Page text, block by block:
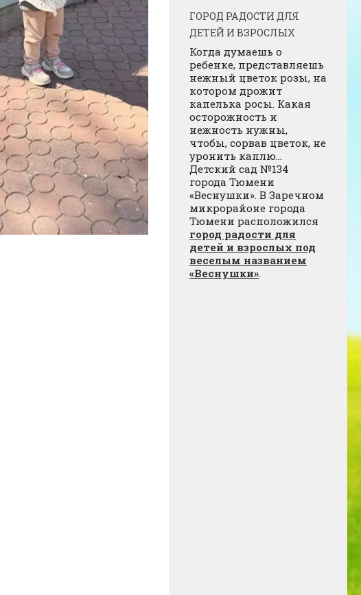
ГОРОД РАДОСТИ ДЛЯ
ДЕТЕЙ И ВЗРОСЛЫХ
Когда думаешь о
ребенке, представляешь
нежный цветок розы, на
котором дрожит
капелька росы. Какая
осторожность и
нежность нужны,
чтобы, сорвав цветок, не
уронить каплю…
Детский сад №134
города Тюмени
«Веснушки». В Заречном
микрорайоне города
Тюмени расположился
город радости для
детей и взрослых под
веселым названием
«Веснушки».